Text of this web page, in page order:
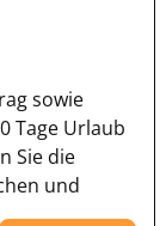
sowie
Tage Urlaub
Sie die
und